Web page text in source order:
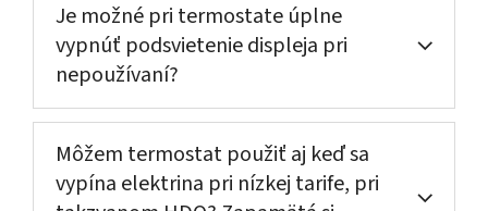
Je možné pri termostate úplne
vypnúť podsvietenie displeja pri
nepoužívaní?
Môžem termostat použiť aj keď sa
vypína elektrina pri nízkej tarife, pri